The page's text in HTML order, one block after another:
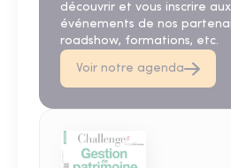
découvrir et vous inscrire
événements de nos
roadshow, formations, etc.
Voir notre agenda